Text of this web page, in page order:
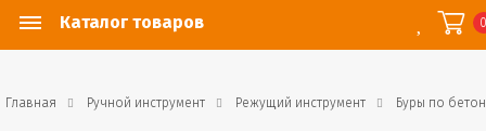
Каталог товаров
Главная Ручной инструмент Режущий инструмент Буры по